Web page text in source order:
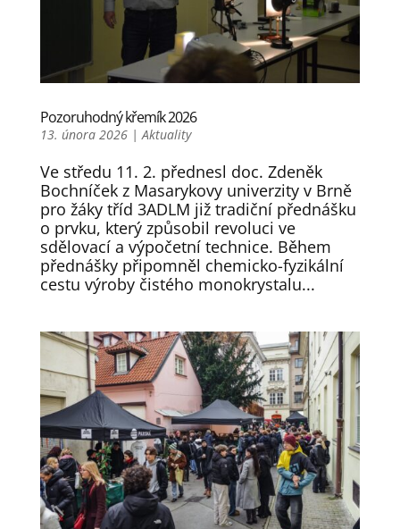
Pozoruhodný křemík 2026
13. února 2026|Aktuality
Ve středu 11. 2. přednesl doc. Zdeněk
Bochníček z Masarykovy univerzity v Brně
pro žáky tříd 3ADLM již tradiční přednášku
o prvku, který způsobil revoluci ve
sdělovací a výpočetní technice. Během
přednášky připomněl chemicko-fyzikální
cestu výroby čistého monokrystalu...